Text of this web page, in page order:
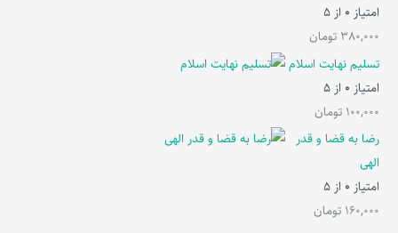
امتیاز 0 از 5
380,000 تومان
تسلیم نهایت اسلام
امتیاز 0 از 5
100,000 تومان
رضا به قضا و قدر
الهی
امتیاز 0 از 5
160,000 تومان